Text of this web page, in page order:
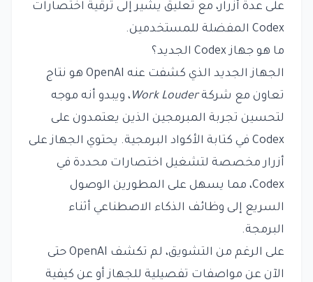
على عدة أزرار، مع تعليق يشير إلى ترقية اختصارات
Codex المفضلة للمستخدمين.
ما هو جهاز Codex الجديد؟
الجهاز الجديد الذي كشفت عنه OpenAI هو نتاج
تعاون مع شركةWork Louder ، ويبدو أنه موجه
لتحسين تجربة المبرمجين الذين يعتمدون على
Codex في كتابة الأكواد البرمجية. يحتوي الجهاز على
أزرار مخصصة لتشغيل اختصارات محددة في
Codex، مما يسهل على المطورين الوصول
السريع إلى وظائف الذكاء الاصطناعي أثناء
البرمجة.
على الرغم من التشويق، لم تكشف OpenAI حتى
الآن عن مواصفات تفصيلية للجهاز أو عن كيفية